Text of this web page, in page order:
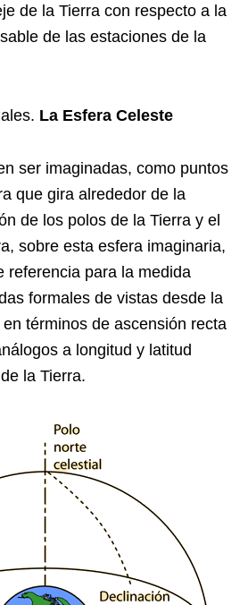
de la Tierra con respecto a la
de las estaciones de la
La Esfera Celeste
ser imaginadas, como puntos
que gira alrededor de la
de los polos de la Tierra y el
sobre esta esfera imaginaria,
referencia para la medida
formales de vistas desde la
términos de ascensión recta
a longitud y latitud
la Tierra.